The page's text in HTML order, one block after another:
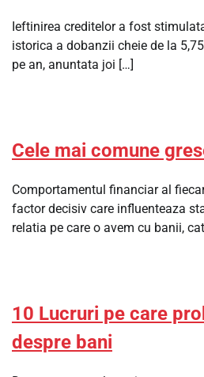
Ieftinirea creditelor a fost
istorica a dobanzii cheie de la
pe an, anuntata joi […]
Cele mai comune
Comportamentul financiar al
factor decisiv care influenteaza
relatia pe care o avem cu banii,
10 Lucruri pe care
despre bani